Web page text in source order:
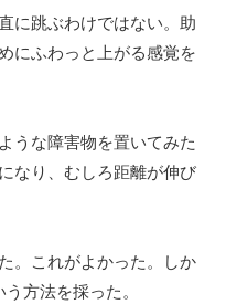
に跳ぶわけではない。助
にふわっと上がる感覚を
うな障害物を置いてみた
なり、むしろ距離が伸び
。これがよかった。しか
方法を採った。